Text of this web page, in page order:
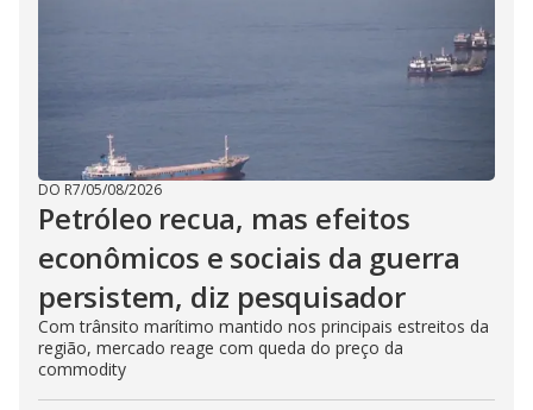
DO R7/05/08/2026
Petróleo recua, mas efeitos
econômicos e sociais da guerra
persistem, diz pesquisador
Com trânsito marítimo mantido nos principais estreitos da
região, mercado reage com queda do preço da
commodity